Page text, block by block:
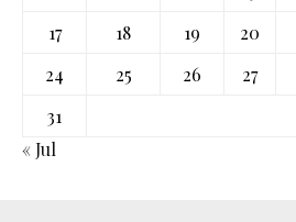
17
18 19 20
24
25 26 27
31
« Jul